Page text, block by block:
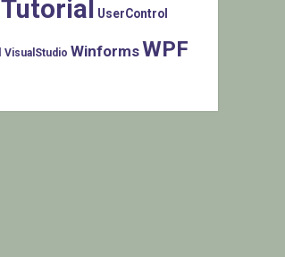
Tutorial UserControl
VisualStudio WinformsWPF